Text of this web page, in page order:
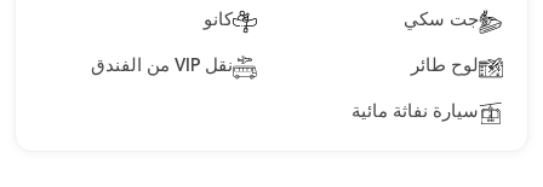
جت سكي كانو
لوح طائر نقل VIP من الفندق
سيارة نفاثة مائية